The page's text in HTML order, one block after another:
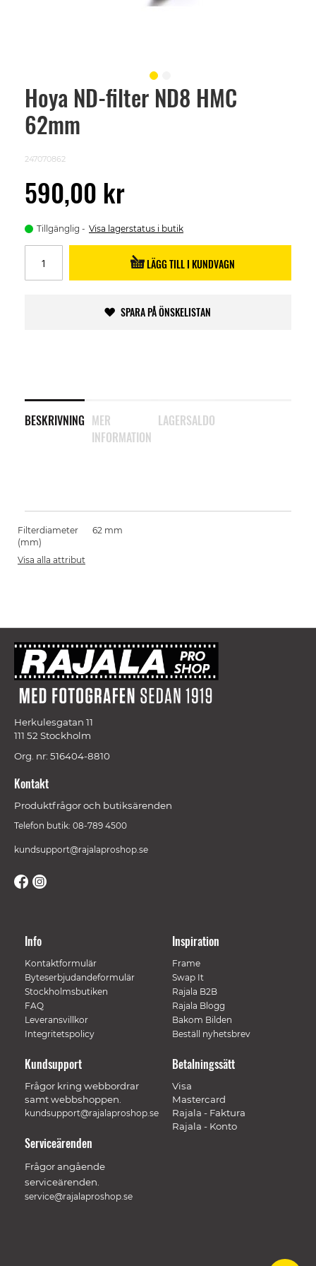
Hoya ND-filter ND8 HMC
62mm
247070862
590,00 kr
Tillgänglig Visa lagerstatus i butik
LÄGG TILL I KUNDVAGN
SPARA PÅ ÖNSKELISTAN
BESKRIVNING MER
INFORMATION
LAGERSALDO
Skip
beginning
images
Filterdiameter
(mm)
62 mm
Visa alla attribut
Herkulesgatan 11
111 52 Stockholm
Org. nr: 516404-8810
Kontakt
Produktfrågor och butiksärenden
Telefon butik: 08-789 4500
kundsupport@rajalaproshop.se
Info
Kontaktformulär
Byteserbjudandeformulär
Stockholmsbutiken
FAQ
Leveransvillkor
Integritetspolicy
Inspiration
Frame
Swap It
Rajala B2B
Rajala Blogg
Bakom Bilden
Beställ nyhetsbrev
Betalningssätt
Visa
Mastercard
Rajala - Faktura
Rajala - Konto
Kundsupport
Frågor kring webbordrar
samt webbshoppen.
kundsupport@rajalaproshop.se
Serviceärenden
Frågor angående
serviceärenden.
service@rajalaproshop.se